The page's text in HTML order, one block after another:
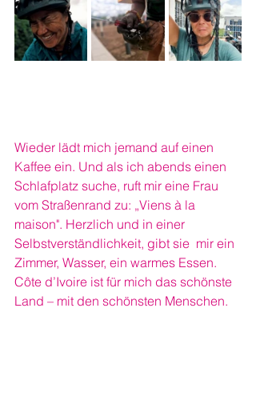
Wieder lädt mich jemand auf einen
Kaffee ein. Und als ich abends einen
Schlafplatz suche, ruft mir eine Frau
vom Straßenrand zu: „Viens à la
maison". Herzlich und in einer
Selbstverständlichkeit, gibt sie  mir ein
Zimmer, Wasser, ein warmes Essen.
Côte d’Ivoire ist für mich das schönste
Land – mit den schönsten Menschen.